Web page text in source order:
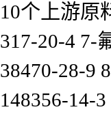
10个上游原
317-20-4 7-
38470-28-9
148356-14-